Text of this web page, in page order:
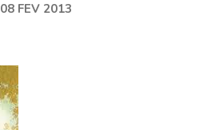
08 FEV 2013